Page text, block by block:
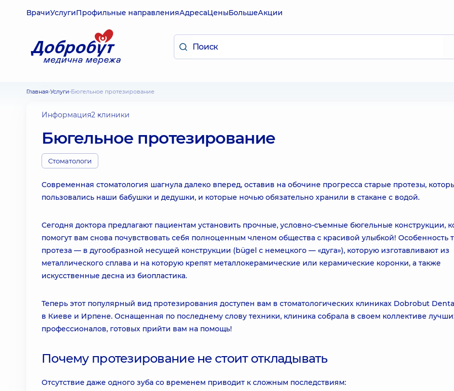
ВрачиУслугиПрофильные направленияАдресаЦеныБольшеАкции
Главная Услуги Бюгельное протезирование
Информация2 клиники
Бюгельное протезирование
Стоматологи
Современная стоматология шагнула далеко вперед, оставив на обочине прогресса старые протезы,
пользовались наши бабушки и дедушки, и которые ночью обязательно хранили в стакане с водой.
Сегодня доктора предлагают пациентам установить прочные, условно-съемные бюгельные конструкции,
помогут вам снова почувствовать себя полноценным членом общества с красивой улыбкой! Особенность
протеза — в дугообразной несущей конструкции (bügel с немецкого — «дуга»), которую изготавливают из
металлического сплава и на которую крепят металлокерамические или керамические коронки, а также
искусственные десна из биопластика.
Теперь этот популярный вид протезирования доступен вам в стоматологических клиниках Dobrobut
в Киеве и Ирпене. Оснащенная по последнему слову техники, клиника собрала в своем коллективе
профессионалов, готовых прийти вам на помощь!
Почему протезирование не стоит откладывать
Отсутствие даже одного зуба со временем приводит к сложным последствиям: